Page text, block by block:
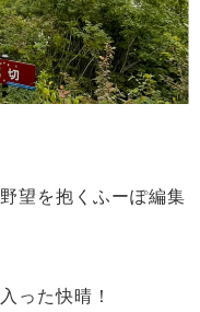
望を抱くふーぽ編集
った快晴！